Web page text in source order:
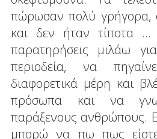
πώρωσαν πολύ γρήγορα,
και δεν ήταν τίποτα …
παρατηρήσεις μιλάω
περιοδεία, να
διαφορετικά μέρη και
πρόσωπα και να
παράξενους ανθρώπους.
μπορώ να πω πως